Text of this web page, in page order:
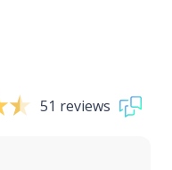
51 reviews